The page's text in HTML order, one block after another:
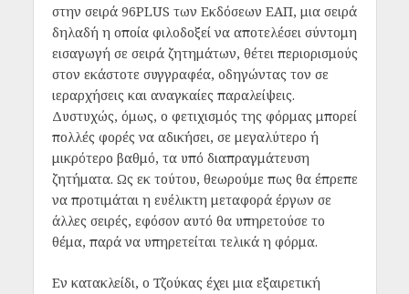
στην σειρά 96PLUS των Εκδόσεων ΕΑΠ, μια σειρά
δηλαδή η οποία φιλοδοξεί να αποτελέσει σύντομη
εισαγωγή σε σειρά ζητημάτων, θέτει περιορισμούς
στον εκάστοτε συγγραφέα, οδηγώντας τον σε
ιεραρχήσεις και αναγκαίες παραλείψεις.
Δυστυχώς, όμως, ο φετιχισμός της φόρμας μπορεί
πολλές φορές να αδικήσει, σε μεγαλύτερο ή
μικρότερο βαθμό, τα υπό διαπραγμάτευση
ζητήματα. Ως εκ τούτου, θεωρούμε πως θα έπρεπε
να προτιμάται η ευέλικτη μεταφορά έργων σε
άλλες σειρές, εφόσον αυτό θα υπηρετούσε το
θέμα, παρά να υπηρετείται τελικά η φόρμα.
Εν κατακλείδι, ο Τζούκας έχει μια εξαιρετική